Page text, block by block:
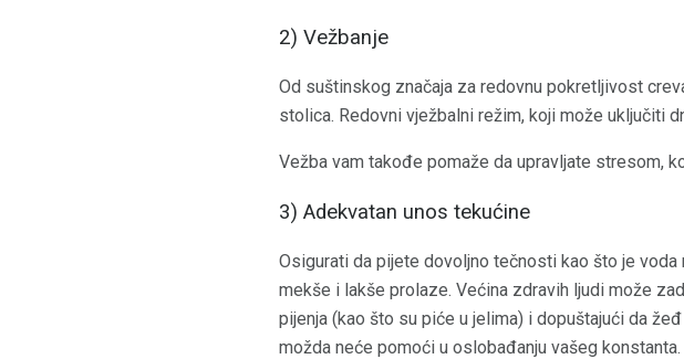
2) Vežbanje
Od suštinskog značaja za redovnu pokretljivost
stolica. Redovni vježbalni režim, koji može uključiti
Vežba vam takođe pomaže da upravljate stresom,
3) Adekvatan unos tekućine
Osigurati da pijete dovoljno tečnosti kao što je
mekše i lakše prolaze. Većina zdravih ljudi može
pijenja (kao što su piće u jelima) i dopuštajući da
možda neće pomoći u oslobađanju vašeg konstanta.